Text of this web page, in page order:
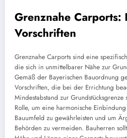
Grenznahe Carports:
Vorschriften
Grenznahe Carports sind eine
die sich in unmittelbarer Nähe zur
Gemäß der Bayerischen Bauordnung
Vorschriften, die bei der Errichtung
Mindestabstand zur
Rolle, um eine harmonische
Bauumfeld zu gewährleisten und um
Behörden zu vermeiden. Bauherren